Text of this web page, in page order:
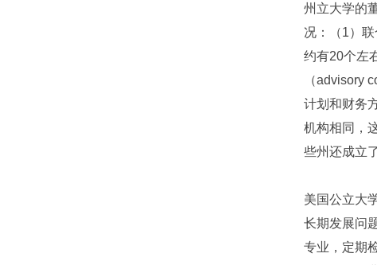
州立大学的
况：（1）
约有20个左
（advisory
计划和财务
机构相同，
些州还成立
美国公立大
长期发展问
专业，定期